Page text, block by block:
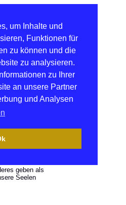
um Inhalte und
Funktionen für
zu können und die
zu analysieren.
zu Ihrer
an unsere Partner
und Analysen
geben als
Seelen